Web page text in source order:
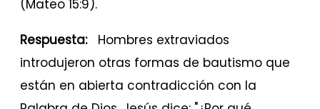
(Mateo 15:9).
Respuesta:Hombres extraviados
introdujeron otras formas de bautismo que
están en abierta contradicción con la